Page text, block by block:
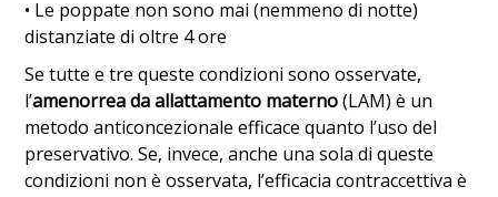
• Le poppate non sono mai (nemmeno di notte)
distanziate di oltre 4 ore
Se tutte e tre queste condizioni sono osservate,
l’amenorrea da allattamento materno(LAM) è un
metodo anticoncezionale efficace quanto l’uso del
preservativo. Se, invece, anche una sola di queste
condizioni non è osservata, l’efficacia contraccettiva è